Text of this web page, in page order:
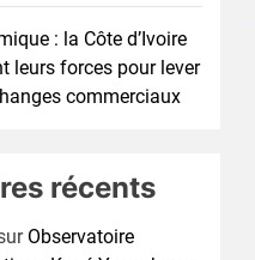
: la Côte d’Ivoire
leurs forces pour lever
commerciaux
récents
Observatoire